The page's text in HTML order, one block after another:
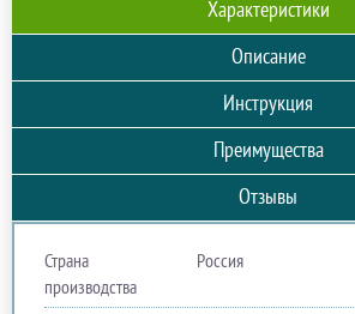
Характеристики
Описание
Инструкция
Преимущества
Отзывы
Страна
производства
Россия